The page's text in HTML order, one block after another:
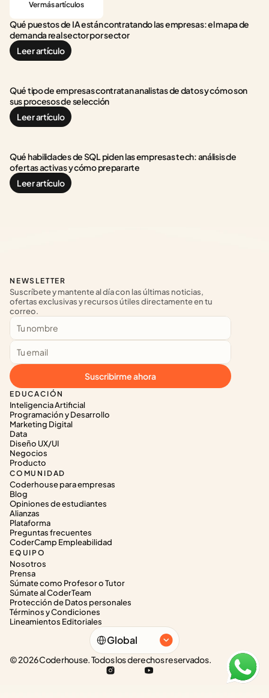
Ver más artículos
Qué puestos de IA están contratando las empresas: el mapa de
demanda real sector por sector
Leer artículo
Qué tipo de empresas contratan analistas de datos y cómo son
sus procesos de selección
Leer artículo
Qué habilidades de SQL piden las empresas tech: análisis de
ofertas activas y cómo prepararte
Leer artículo
EDUCACIÓN
Inteligencia Artificial
Programación y Desarrollo
Marketing Digital
Data
Diseño UX/UI
Negocios
Producto
COMUNIDAD
Coderhouse para empresas
Blog
Opiniones de estudiantes
Alianzas
Plataforma
Preguntas frecuentes
CoderCamp Empleabilidad
EQUIPO
Nosotros
Prensa
Súmate como Profesor o Tutor
Súmate al CoderTeam
Protección de Datos personales
Términos y Condiciones
Lineamientos Editoriales
NEWSLETTER
Suscríbete y mantente al día con las últimas noticias,
ofertas exclusivas y recursos útiles directamente en tu
correo.
Suscribirme ahora
Select Language
Global
© 2026 Coderhouse. Todos los derechos reservados.